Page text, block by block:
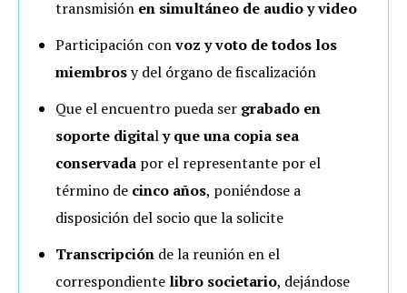
transmisión en simultáneo de audio y video
Participación convoz y voto de todos los
miembrosy del órgano de fiscalización
Que el encuentro pueda ser grabado en
soporte digitaly que una copia sea
conservada por el representante por el
término de cinco años, poniéndose a
disposición del socio que la solicite
Transcripción de la reunión en el
correspondiente libro societario, dejándose